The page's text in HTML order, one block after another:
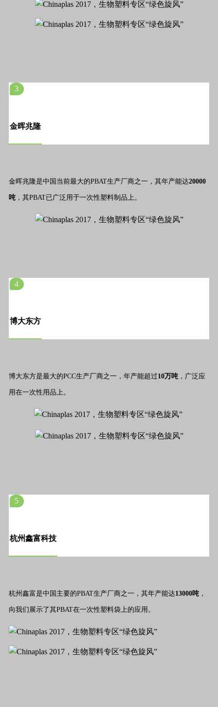
3
金晖兆隆
金晖兆隆是中国当前最大的PBAT生产厂商之一，其年产能达20000
吨 ，其PBAT已广泛用于一次性塑料制品上。
4
博大东方
博大东方是最大的PCC生产厂商之一，年产能超过10万吨 ，广泛应
用在一次性用品上。
5
杭州鑫富科技
杭州鑫富是中国主要的PBAT生产厂商之一，其年产能达13000吨 ，
向我们展示了其PBAT在一次性塑料袋上的应用。